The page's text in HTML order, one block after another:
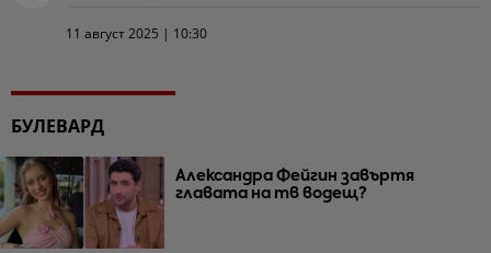
11 август 2025 | 10:30
БУЛЕВАРД
Александра Фейгин завъртя
главата на тв водещ?